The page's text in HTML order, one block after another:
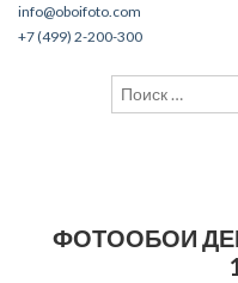
info@oboifoto.com
+7 (499) 2-200-300
ФОТООБОИ